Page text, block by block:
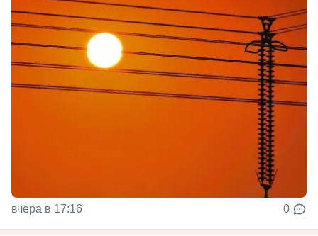
вчера в 17:16 0